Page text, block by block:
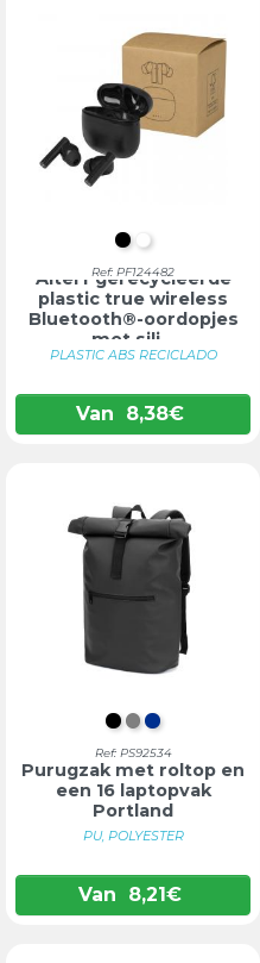
INTENS ZWART
WIT
Ref: PF124482
Alterf gerecycleerde
plastic true wireless
Bluetooth®-oordopjes
met sili...
PLASTIC ABS RECICLADO
Van 8,38€
ZWART
GRIJSBLAUW
Ref: PS92534
Purugzak met roltop en
een 16 laptopvak
Portland
PU, POLYESTER
Van 8,21€